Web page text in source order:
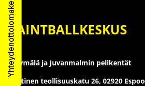
Yhteydenottolomake
PAINTBALLKESKUS
Myymälä ja Juvanmalmin pelikentät
Läntinen teollisuuskatu 26, 02920 Espoo